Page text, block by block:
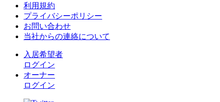
利用規約
プライバシーポリシー
お問い合わせ
当社からの連絡について
入居希望者
ログイン
オーナー
ログイン